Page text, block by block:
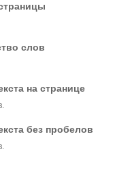
слов
на странице
без пробелов